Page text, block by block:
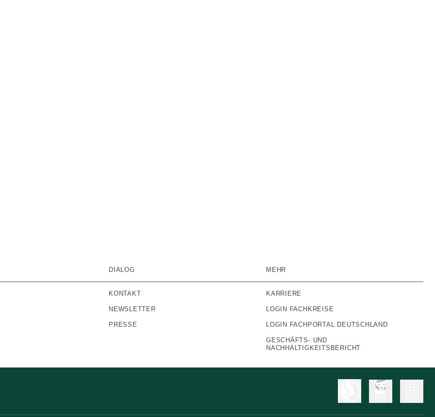
DIALOG
KONTAKT
NEWSLETTER
PRESSE
MEHR
KARRIERE
LOGIN FACHKREISE
LOGIN FACHPORTAL DEUTSCHLAND
GESCHÄFTS- UND
NACHHALTIGKEITSBERICHT